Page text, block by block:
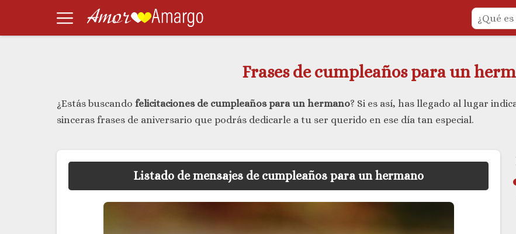
Frases de cumpleaños para un
¿Estás buscando felicitaciones de cumpleaños para un hermano? Si es así, has llegado al lugar
sinceras frases de aniversario que podrás dedicarle a tu ser querido en ese día tan especial.
Listado de mensajes de cumpleaños para un hermano